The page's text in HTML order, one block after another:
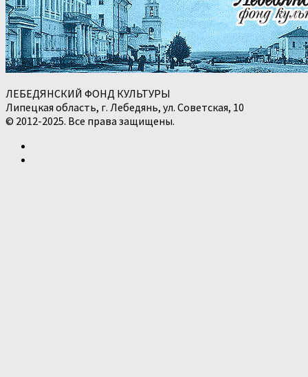
ЛЕБЕДЯНСКИЙ ФОНД КУЛЬТУРЫ
Липецкая область, г. Лебедянь, ул. Советская, 10
© 2012-2025. Все права защищены.